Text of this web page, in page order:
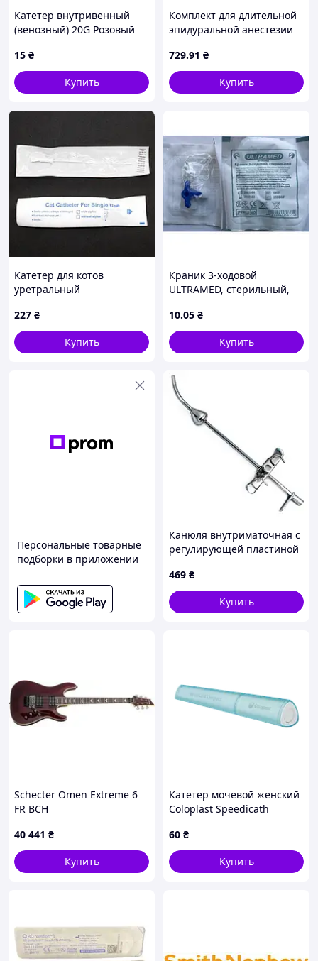
Катетер внутривенный
(венозный) 20G Розовый
15 ₴
Купить
Комплект для длительной
эпидуральной анестезии
18G, B. Braun
729.91 ₴
Купить
Катетер для котов
уретральный
стилетом 2Fr 1,0130 мм.
227 ₴
Купить
Краник 3-ходовой
ULTRAMED, стерильный,
для инфузионной терапии
10.05 ₴
Купить
Персональные товарные
подборки в приложении
Канюля внутриматочная с
регулирующей пластиной
469 ₴
Купить
Schecter Omen Extreme 6
FR BCH
40 441 ₴
Купить
Катетер мочевой женский
Coloplast Speedicath
Ref28112,1
шт,протёрмирован
60 ₴
Купить